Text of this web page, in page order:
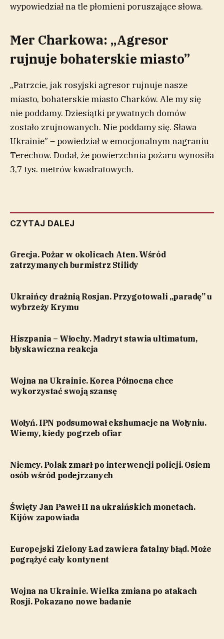
wypowiedział na tle płomieni poruszające słowa.
Mer Charkowa: „Agresor
rujnuje bohaterskie miasto”
„Patrzcie, jak rosyjski agresor rujnuje nasze
miasto, bohaterskie miasto Charków. Ale my się
nie poddamy. Dziesiątki prywatnych domów
zostało zrujnowanych. Nie poddamy się. Sława
Ukrainie” – powiedział w emocjonalnym nagraniu
Terechow. Dodał, że powierzchnia pożaru wynosiła
3,7 tys. metrów kwadratowych.
CZYTAJ DALEJ
Grecja. Pożar w okolicach Aten. Wśród
zatrzymanych burmistrz Stilidy
Ukraińcy drażnią Rosjan. Przygotowali „paradę” u
wybrzeży Krymu
Hiszpania – Włochy. Madryt stawia ultimatum,
błyskawiczna reakcja
Wojna na Ukrainie. Korea Północna chce
wykorzystać swoją szansę
Wołyń. IPN podsumował ekshumacje na Wołyniu.
Wiemy, kiedy pogrzeb ofiar
Niemcy. Polak zmarł po interwencji policji. Osiem
osób wśród podejrzanych
Święty Jan Paweł II na ukraińskich monetach.
Kijów zapowiada
Europejski Zielony Ład zawiera fatalny błąd. Może
pogrążyć cały kontynent
Wojna na Ukrainie. Wielka zmiana po atakach
Rosji. Pokazano nowe badanie